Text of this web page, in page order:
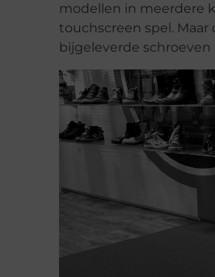
modellen in meerdere
touchscreen spel.
bijgeleverde